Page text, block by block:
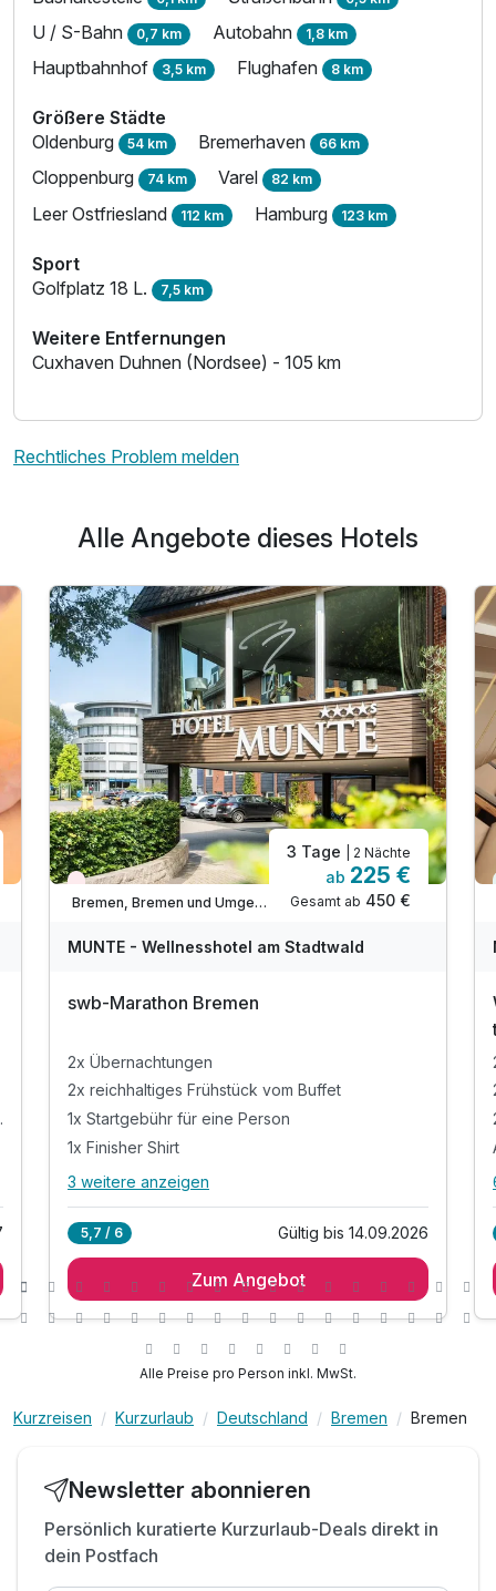
Ausstattung
Juniorsuite/n
Ausstattung
Für 4 Tage p.P. ab
Suite Deluxe
2 Erwachsene
Ausstattung
U / S-Bahn 0,7 km Autobahn 1,8 km
Hauptbahnhof 3,5 km Flughafen 8 km
Größere Städte
Oldenburg 54 km Bremerhaven 66 km
Cloppenburg 74 km Varel 82 km
Leer Ostfriesland 112 km Hamburg 123 km
Sport
Golfplatz 18 L. 7,5 km
Weitere Entfernungen
Cuxhaven Duhnen (Nordsee) - 105 km
Rechtliches Problem melden
Alle Angebote dieses Hotels
60 Min
Wieder frei ab September
Bremen, Bremen und Umgebung
3 Tage | 2 Nächte
ab 225 €
Gesamt ab 450 €
MUNTE - Wellnesshotel am Stadtwald
swb-Marathon Bremen
2x Übernachtungen
2x reichhaltiges Frühstück vom Buffet
1x Startgebühr für eine Person
1x Finisher Shirt
Alle Inklusivleistungen
2x reichhaltiges Frühstück vom Buffet
1x Startgebühr für eine Person
Unterlagen für den Marathon auf dem Zimmer
1x 0,25 l Flasche Wasser auf dem Zimmer
3 weitere anzeigen
5,7 / 6 Gültig bis 14.09.2026
Zum Angebot
Alle Preise pro Person inkl. MwSt.
Kurzreisen Kurzurlaub Deutschland Bremen Bremen
Newsletter abonnieren
Persönlich kuratierte Kurzurlaub-Deals direkt in
dein Postfach